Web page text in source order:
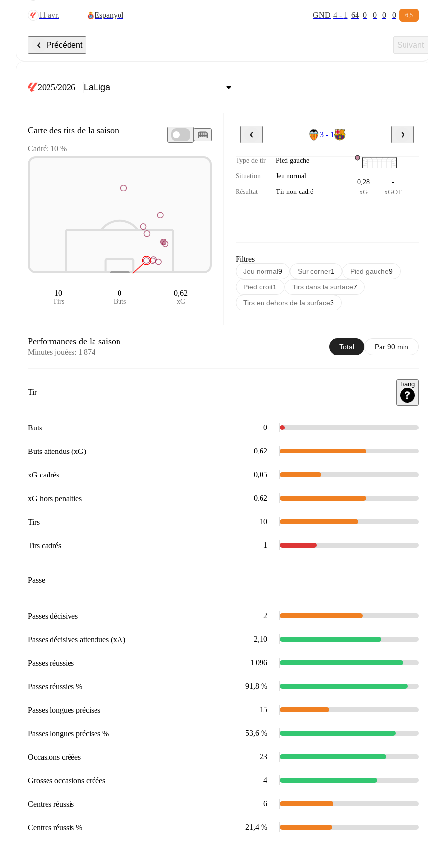
11 avr. Espanyol GND 4- 1 64 0 0 0 0 6,5
Précédent Suivant
2025/2026
Carte des tirs de la saison
Cadré: 10 %
10
Tirs
0
Buts
0,62
xG
3 - 1
Type de tir Pied gauche
Situation Jeu normal
Résultat Tir non cadré
0,28
xG
-
xGOT
Filtres
Jeu normal9 Sur corner1 Pied gauche9
Pied droit1 Tirs dans la surface7
Tirs en dehors de la surface3
Performances de la saison
Minutes jouées: 1 874
Total Par 90 min
Tir
Rang
Buts 0
Buts attendus (xG) 0,62
xG cadrés 0,05
xG hors penalties 0,62
Tirs 10
Tirs cadrés 1
Passe
Passes décisives 2
Passes décisives attendues (xA) 2,10
Passes réussies 1 096
Passes réussies % 91,8 %
Passes longues précises 15
Passes longues précises % 53,6 %
Occasions créées 23
Grosses occasions créées 4
Centres réussis 6
Centres réussis % 21,4 %